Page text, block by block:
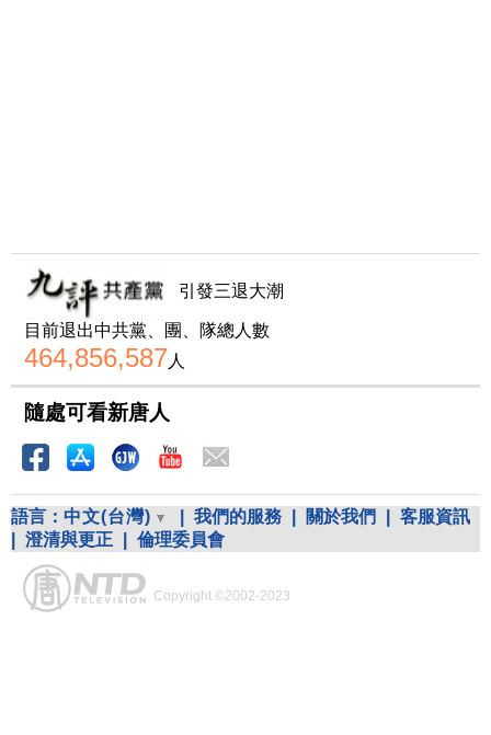
引發三退大潮
目前退出中共黨、團、隊總人數
464,856,587人
隨處可看新唐人
語言： 中文(台灣) 我們的服務 關於我們
客服資訊
澄清與更正 倫理委員會
Copyright ©2002-2023